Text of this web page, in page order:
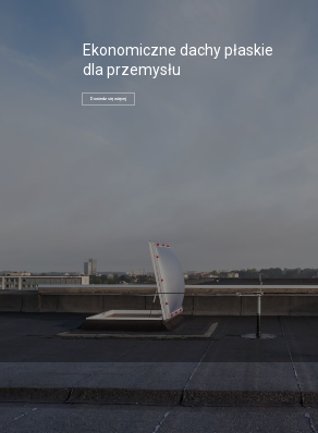
Ekonomiczne dachy płaskie
dla przemysłu
Dowiedz się więcej